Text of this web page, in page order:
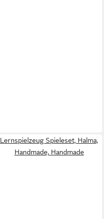
Lernspielzeug Spieleset, Halma,
Handmade, Handmade